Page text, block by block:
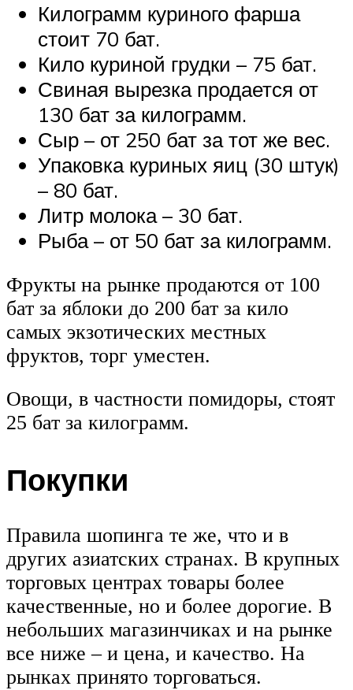
Килограмм куриного фарша
стоит 70 бат.
Кило куриной грудки – 75 бат.
Свиная вырезка продается от
130 бат за килограмм.
Сыр – от 250 бат за тот же вес.
Упаковка куриных яиц (30 штук)
– 80 бат.
Литр молока – 30 бат.
Рыба – от 50 бат за килограмм.
Фрукты на рынке продаются от 100
бат за яблоки до 200 бат за кило
самых экзотических местных
фруктов, торг уместен.
Овощи, в частности помидоры, стоят
25 бат за килограмм.
Покупки
Правила шопинга те же, что и в
других азиатских странах. В крупных
торговых центрах товары более
качественные, но и более дорогие. В
небольших магазинчиках и на рынке
все ниже – и цена, и качество. На
рынках принято торговаться.